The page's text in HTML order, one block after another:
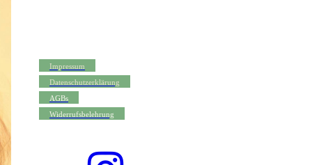
Impressum
Datenschutzerklärung
AGBs
Widerrufsbelehrung